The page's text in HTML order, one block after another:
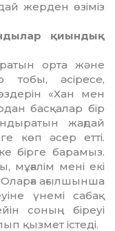
жерден өзіміз
қиындық
орта және
тобы, әсіресе,
«Хан мен
басқалар бір
жағдай
көп әсер етті.
бірге барамыз.
мені екі
ағылшынша
үнемі сабақ
соның біреуі
қызмет істеді.